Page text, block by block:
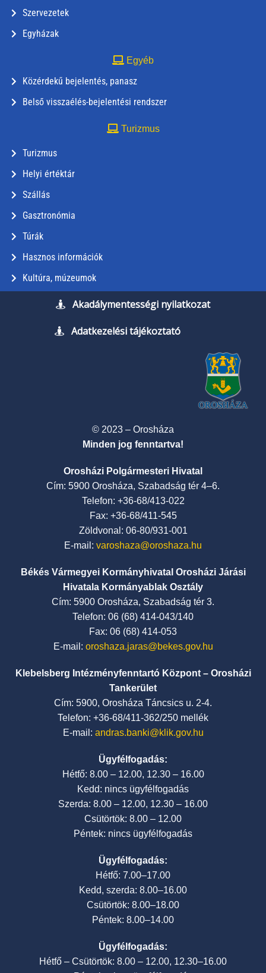
Szervezetek
Egyházak
Egyéb
Közérdekű bejelentés, panasz
Belső visszaélés-bejelentési rendszer
Turizmus
Turizmus
Helyi értéktár
Szállás
Gasztronómia
Túrák
Hasznos információk
Kultúra, múzeumok
Akadálymentességi nyilatkozat
Adatkezelési tájékoztató
© 2023 – Orosháza
Minden jog fenntartva!
Orosházi Polgármesteri Hivatal
Cím: 5900 Orosháza, Szabadság tér 4–6.
Telefon: +36-68/413-022
Fax: +36-68/411-545
Zöldvonal: 06-80/931-001
E-mail: varoshaza@oroshaza.hu
Békés Vármegyei Kormányhivatal Orosházi Járási
Hivatala Kormányablak Osztály
Cím: 5900 Orosháza, Szabadság tér 3.
Telefon: 06 (68) 414-043/140
Fax: 06 (68) 414-053
E-mail: oroshaza.jaras@bekes.gov.hu
Klebelsberg Intézményfenntartó Központ – Orosházi
Tankerület
Cím: 5900, Orosháza Táncsics u. 2-4.
Telefon: +36-68/411-362/250 mellék
E-mail: andras.banki@klik.gov.hu
Ügyfélfogadás:
Hétfő: 8.00 – 12.00, 12.30 – 16.00
Kedd: nincs ügyfélfogadás
Szerda: 8.00 – 12.00, 12.30 – 16.00
Csütörtök: 8.00 – 12.00
Péntek: nincs ügyfélfogadás
Ügyfélfogadás:
Hétfő: 7.00–17.00
Kedd, szerda: 8.00–16.00
Csütörtök: 8.00–18.00
Péntek: 8.00–14.00
Ügyfélfogadás:
Hétfő – Csütörtök: 8.00 – 12.00, 12.30–16.00